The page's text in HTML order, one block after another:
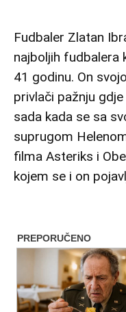
Fudbaler Zlatan
najboljih fudbalera
41 godinu. On
privlači pažnju
sada kada se sa
suprugom
filma Asteriks i
kojem se i on